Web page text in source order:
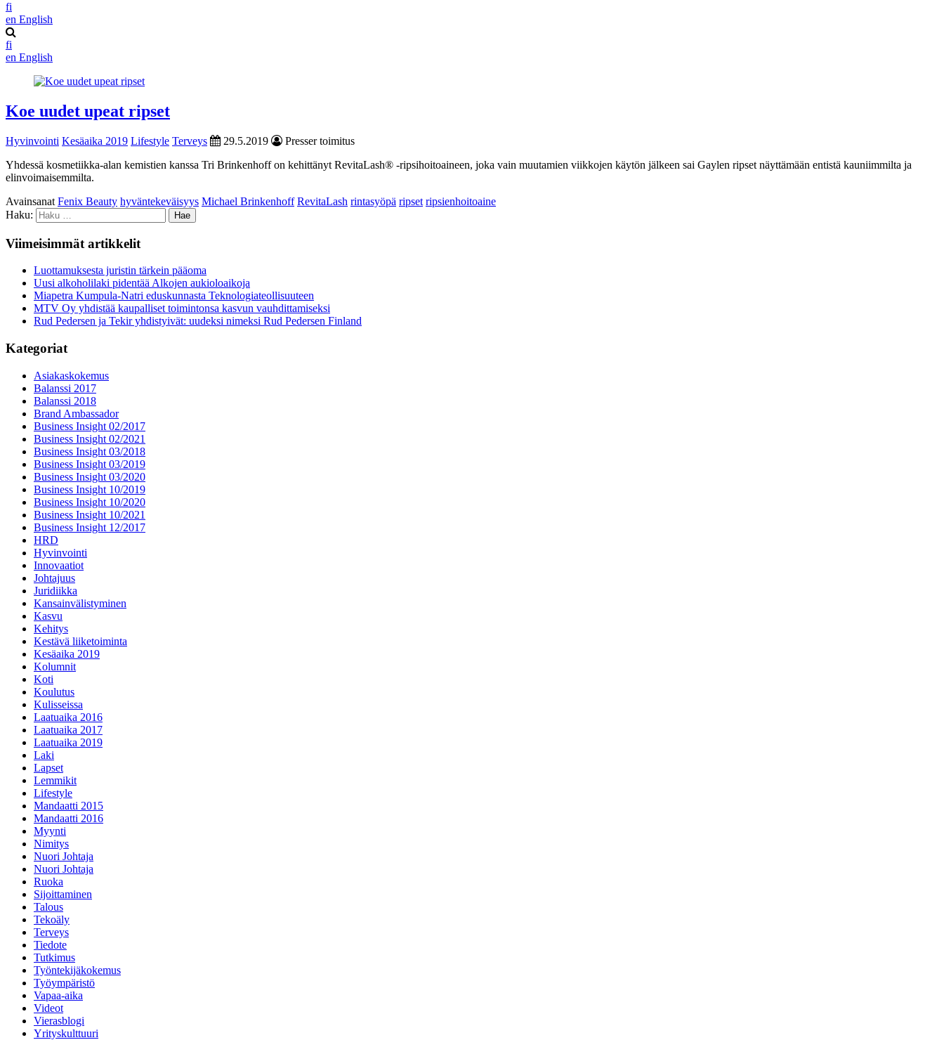
fi
en English
fi
en English
Koe uudet upeat ripset
Hyvinvointi Kesäaika 2019 Lifestyle Terveys 29.5.2019
Presser toimitus
Yhdessä kosmetiikka-alan kemistien kanssa Tri Brinkenhoff on kehittänyt RevitaLash® -ripsihoitoaineen, joka vain muutamien viikkojen käytön jälkeen sai Gaylen ripset näyttämään entistä kauniimmilta ja
elinvoimaisemmilta.
Avainsanat Fenix Beauty hyväntekeväisyys Michael Brinkenhoff RevitaLash rintasyöpä ripset ripsienhoitoaine
Haku:
Viimeisimmät artikkelit
Luottamuksesta juristin tärkein pääoma
Uusi alkoholilaki pidentää Alkojen aukioloaikoja
Miapetra Kumpula-Natri eduskunnasta Teknologiateollisuuteen
MTV Oy yhdistää kaupalliset toimintonsa kasvun vauhdittamiseksi
Rud Pedersen ja Tekir yhdistyivät: uudeksi nimeksi Rud Pedersen Finland
Kategoriat
Asiakaskokemus
Balanssi 2017
Balanssi 2018
Brand Ambassador
Business Insight 02/2017
Business Insight 02/2021
Business Insight 03/2018
Business Insight 03/2019
Business Insight 03/2020
Business Insight 10/2019
Business Insight 10/2020
Business Insight 10/2021
Business Insight 12/2017
HRD
Hyvinvointi
Innovaatiot
Johtajuus
Juridiikka
Kansainvälistyminen
Kasvu
Kehitys
Kestävä liiketoiminta
Kesäaika 2019
Kolumnit
Koti
Koulutus
Kulisseissa
Laatuaika 2016
Laatuaika 2017
Laatuaika 2019
Laki
Lapset
Lemmikit
Lifestyle
Mandaatti 2015
Mandaatti 2016
Myynti
Nimitys
Nuori Johtaja
Nuori Johtaja
Ruoka
Sijoittaminen
Talous
Tekoäly
Terveys
Tiedote
Tutkimus
Työntekijäkokemus
Työympäristö
Vapaa-aika
Videot
Vierasblogi
Yrityskulttuuri